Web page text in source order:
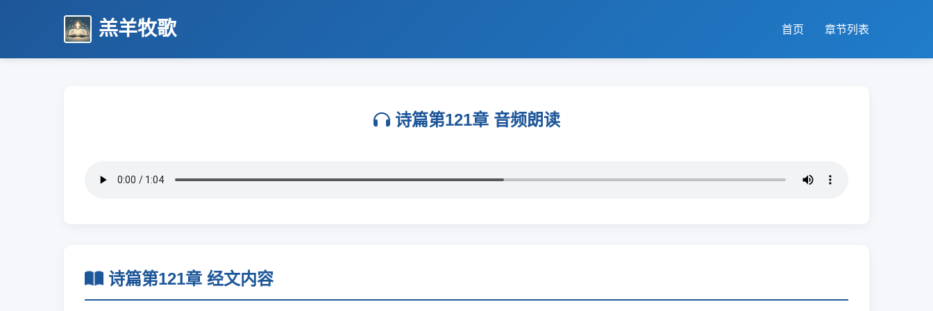
羔羊牧歌 首页 章节列表
诗篇第121章 音频朗读
诗篇第121章 经文内容